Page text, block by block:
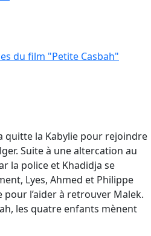
du film "Petite Casbah"
quitte la Kabylie pour rejoindre
Suite à une altercation au
la police et Khadidja se
Lyes, Ahmed et Philippe
l’aider à retrouver Malek.
les quatre enfants mènent